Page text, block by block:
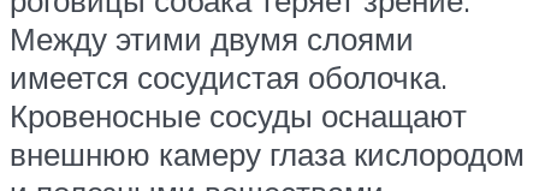
Между этими двумя слоями
имеется сосудистая оболочка.
Кровеносные сосуды оснащают
внешнюю камеру глаза кислородом